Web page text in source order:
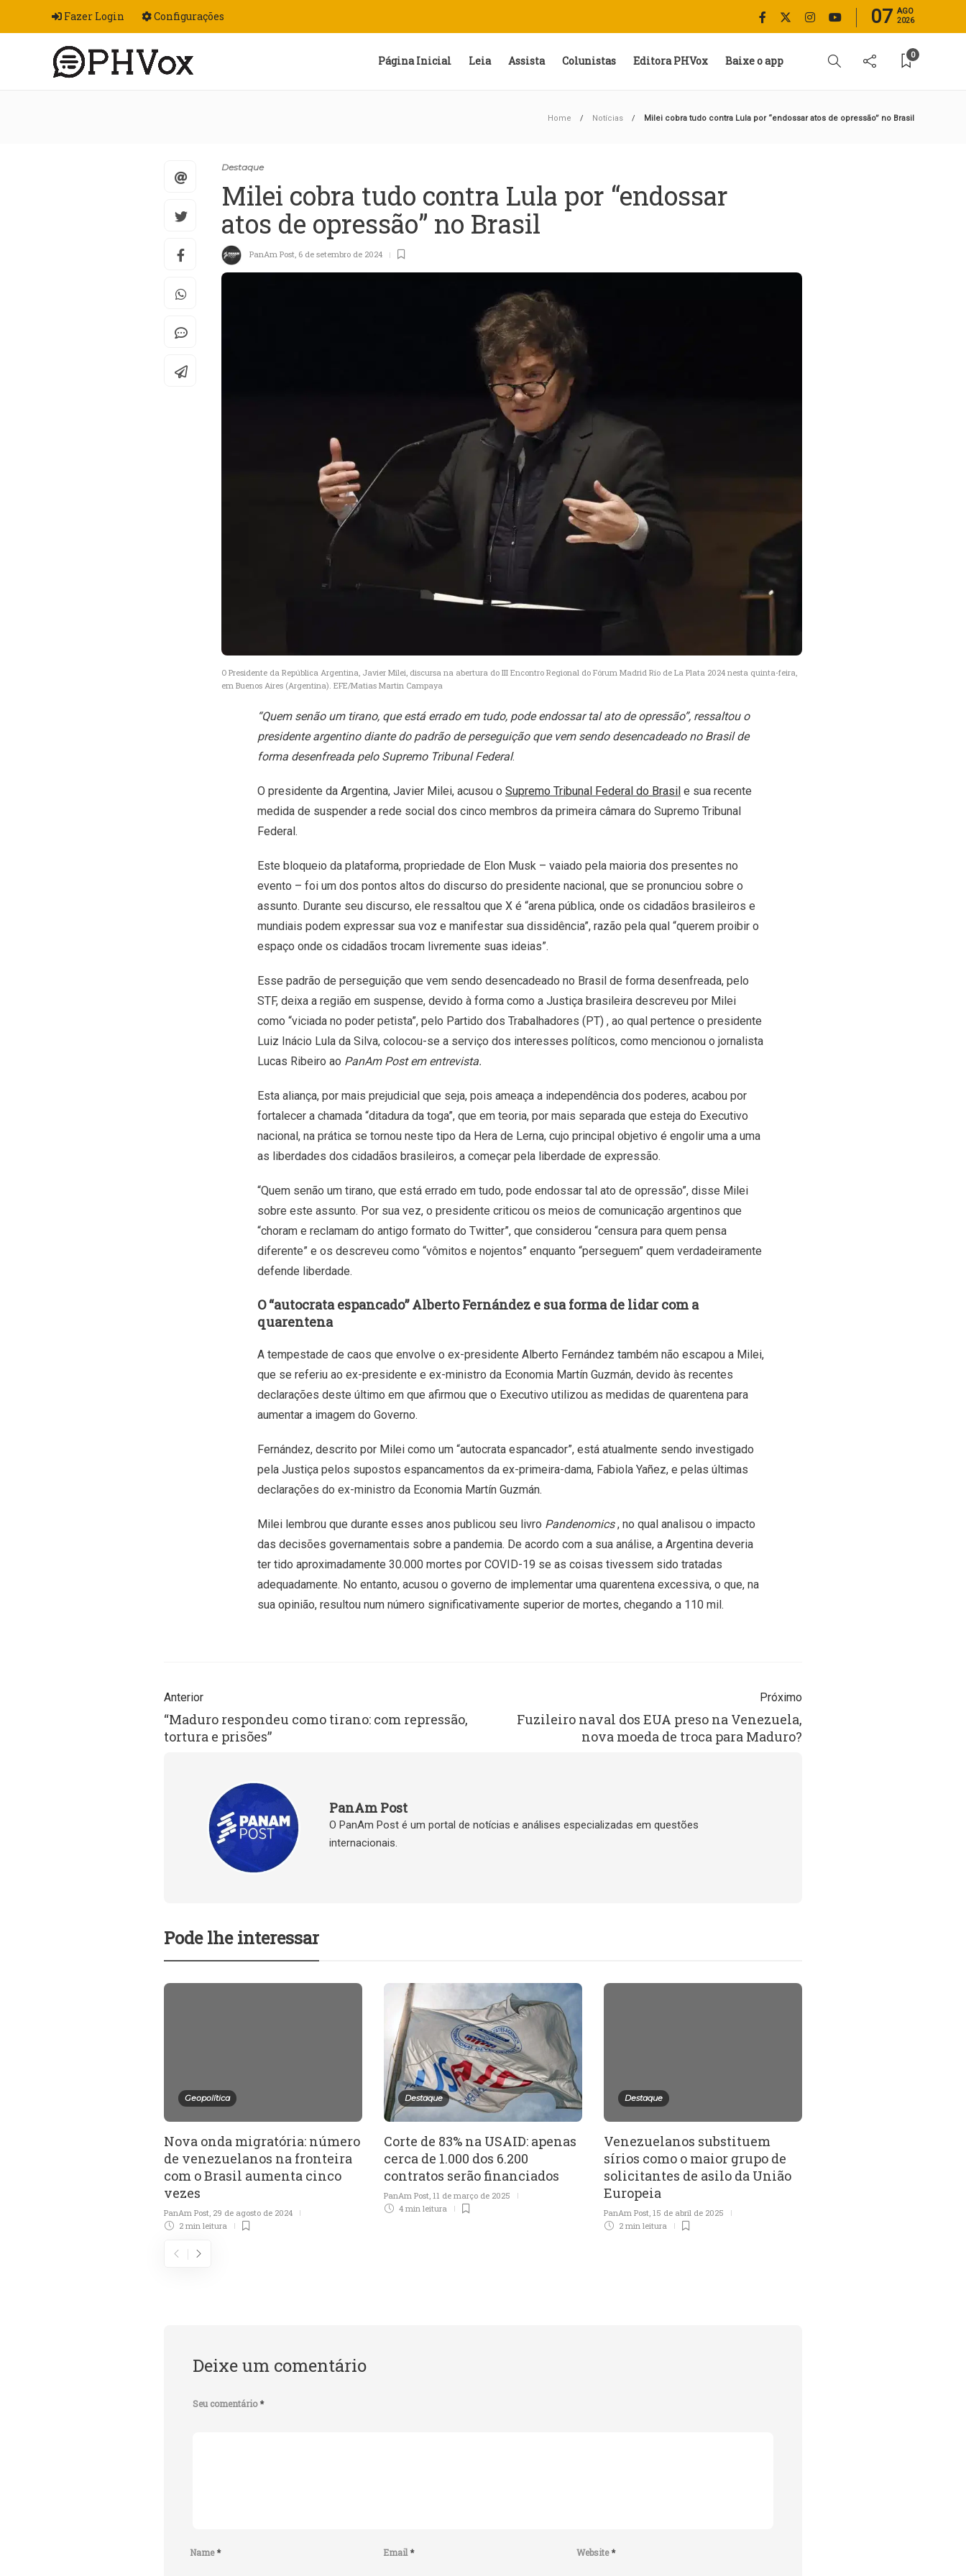
Fazer Login Configurações 07 AGO
2026
Página Inicial Leia Assista Colunistas Editora PHVox Baixe o app 0
Home Notícias Milei cobra tudo contra Lula por “endossar atos de opressão” no Brasil
Destaque
Milei cobra tudo contra Lula por “endossar
atos de opressão” no Brasil
PanAm Post 6 de setembro de 2024
O Presidente da República Argentina, Javier Milei, discursa na abertura do III Encontro Regional do Fórum Madrid Río de La Plata 2024 nesta quinta-feira,
em Buenos Aires (Argentina). EFE/Matias Martin Campaya
“Quem senão um tirano, que está errado em tudo, pode endossar tal ato de opressão”, ressaltou o
presidente argentino diante do padrão de perseguição que vem sendo desencadeado no Brasil de
forma desenfreada pelo Supremo Tribunal Federal.
O presidente da Argentina, Javier Milei, acusou o Supremo Tribunal Federal do Brasil e sua recente
medida de suspender a rede social dos cinco membros da primeira câmara do Supremo Tribunal
Federal.
Este bloqueio da plataforma, propriedade de Elon Musk – vaiado pela maioria dos presentes no
evento – foi um dos pontos altos do discurso do presidente nacional, que se pronunciou sobre o
assunto. Durante seu discurso, ele ressaltou que X é “arena pública, onde os cidadãos brasileiros e
mundiais podem expressar sua voz e manifestar sua dissidência”, razão pela qual “querem proibir o
espaço onde os cidadãos trocam livremente suas ideias”.
Esse padrão de perseguição que vem sendo desencadeado no Brasil de forma desenfreada, pelo
STF, deixa a região em suspense, devido à forma como a Justiça brasileira descreveu por Milei
como “viciada no poder petista”, pelo Partido dos Trabalhadores (PT) , ao qual pertence o presidente
Luiz Inácio Lula da Silva, colocou-se a serviço dos interesses políticos, como mencionou o jornalista
Lucas Ribeiro ao PanAm Post em entrevista.
Esta aliança, por mais prejudicial que seja, pois ameaça a independência dos poderes, acabou por
fortalecer a chamada “ditadura da toga”, que em teoria, por mais separada que esteja do Executivo
nacional, na prática se tornou neste tipo da Hera de Lerna, cujo principal objetivo é engolir uma a uma
as liberdades dos cidadãos brasileiros, a começar pela liberdade de expressão.
“Quem senão um tirano, que está errado em tudo, pode endossar tal ato de opressão”, disse Milei
sobre este assunto. Por sua vez, o presidente criticou os meios de comunicação argentinos que
“choram e reclamam do antigo formato do Twitter”, que considerou “censura para quem pensa
diferente” e os descreveu como “vômitos e nojentos” enquanto “perseguem” quem verdadeiramente
defende liberdade.
O “autocrata espancado” Alberto Fernández e sua forma de lidar com a
quarentena
A tempestade de caos que envolve o ex-presidente Alberto Fernández também não escapou a Milei,
que se referiu ao ex-presidente e ex-ministro da Economia Martín Guzmán, devido às recentes
declarações deste último em que afirmou que o Executivo utilizou as medidas de quarentena para
aumentar a imagem do Governo.
Fernández, descrito por Milei como um “autocrata espancador”, está atualmente sendo investigado
pela Justiça pelos supostos espancamentos da ex-primeira-dama, Fabiola Yañez, e pelas últimas
declarações do ex-ministro da Economia Martín Guzmán.
Milei lembrou que durante esses anos publicou seu livro Pandenomics, no qual analisou o impacto
das decisões governamentais sobre a pandemia. De acordo com a sua análise, a Argentina deveria
ter tido aproximadamente 30.000 mortes por COVID-19 se as coisas tivessem sido tratadas
adequadamente. No entanto, acusou o governo de implementar uma quarentena excessiva, o que, na
sua opinião, resultou num número significativamente superior de mortes, chegando a 110 mil.
Anterior
“Maduro respondeu como tirano: com repressão,
tortura e prisões”
Próximo
Fuzileiro naval dos EUA preso na Venezuela,
nova moeda de troca para Maduro?
PanAm Post
O PanAm Post é um portal de notícias e análises especializadas em questões
internacionais.
Pode lhe interessar
Geopolítica
Nova onda migratória: número
de venezuelanos na fronteira
com o Brasil aumenta cinco
vezes
PanAm Post 29 de agosto de 2024
2 min leitura
Destaque
Corte de 83% na USAID: apenas
cerca de 1.000 dos 6.200
contratos serão financiados
PanAm Post 11 de março de 2025
4 min leitura
Destaque
Venezuelanos substituem
sírios como o maior grupo de
solicitantes de asilo da União
Europeia
PanAm Post 15 de abril de 2025
2 min leitura
Deixe um comentário
Seu comentário*
Name* Email * Website*